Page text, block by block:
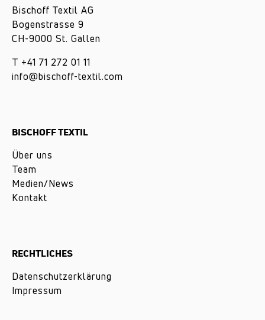
Bischoff Textil AG
Bogenstrasse 9
CH-9000 St. Gallen
T +41 71 272 01 11
info@bischoff-textil.com
BISCHOFF TEXTIL
Über uns
Team
Medien/News
Kontakt
RECHTLICHES
Datenschutzerklärung
Impressum